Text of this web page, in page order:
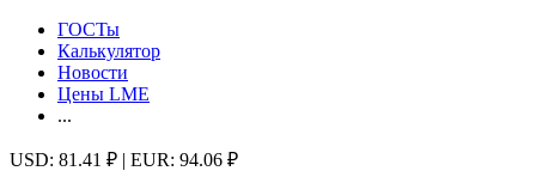
ГОСТы
Калькулятор
Новости
Цены LME
...
USD: 81.41 ₽ | EUR: 94.06 ₽